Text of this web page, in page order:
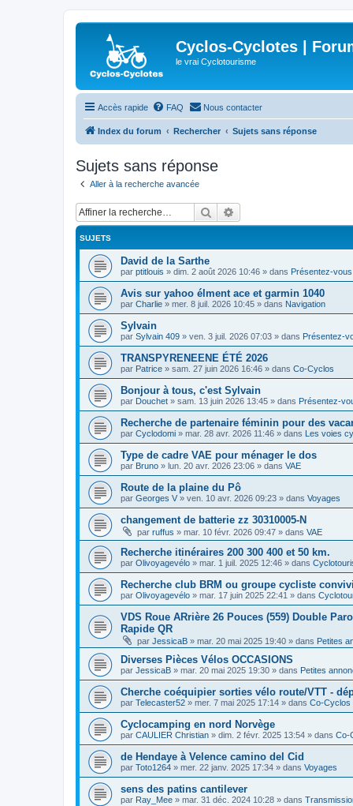
Cyclos-Cyclotes |
le vrai Cyclotourisme
Accès rapide FAQ Nous contacter
Index du forum Rechercher Sujets sans réponse
Sujets sans réponse
Aller à la recherche avancée
Rechercher
SUJETS
David de la Sarthe
par ptitlouis » dim. 2 août 2026 10:46 » dans Présentez-vous
Avis sur yahoo élment ace et garmin 1040
par Charlie » mer. 8 juil. 2026 10:45 » dans Navigation
Sylvain
par Sylvain 409 » ven. 3 juil. 2026 07:03 » dans Présentez-
TRANSPYRENEENE ÉTÉ 2026
par Patrice » sam. 27 juin 2026 16:46 » dans Co-Cyclos
Bonjour à tous, c'est Sylvain
par Douchet » sam. 13 juin 2026 13:45 » dans Présentez-
Recherche de partenaire féminin pour des
par Cyclodomi » mar. 28 avr. 2026 11:46 » dans Les voies
Type de cadre VAE pour ménager le dos
par Bruno » lun. 20 avr. 2026 23:06 » dans VAE
Route de la plaine du Pô
par Georges V » ven. 10 avr. 2026 09:23 » dans Voyages
changement de batterie zz 30310005-N
par ruffus » mar. 10 févr. 2026 09:47 » dans VAE
Recherche itinéraires 200 300 400 et 50 km.
par Olivoyagevélo » mar. 1 juil. 2025 12:46 » dans
Recherche club BRM ou groupe cycliste
par Olivoyagevélo » mar. 17 juin 2025 22:41 » dans
VDS Roue ARrière 26 Pouces (559) Double
Rapide QR
par JessicaB » mar. 20 mai 2025 19:40 » dans Petites
Diverses Pièces Vélos OCCASIONS
par JessicaB » mar. 20 mai 2025 19:30 » dans Petites
Cherche coéquipier sorties vélo route/VTT -
par Telecaster52 » mer. 7 mai 2025 17:14 » dans Co-Cyclos
Cyclocamping en nord Norvège
par CAULIER Christian » dim. 2 févr. 2025 13:54 » dans Co-
de Hendaye à Velence camino del Cid
par Toto1264 » mer. 22 janv. 2025 17:34 » dans Voyages
sens des patins cantilever
par Ray_Mee » mar. 31 déc. 2024 10:28 » dans